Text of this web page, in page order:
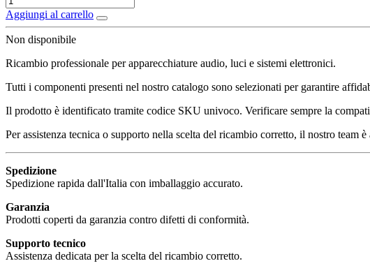
Aggiungi al carrello
Non disponibile
Ricambio professionale per apparecchiature audio, luci e sistemi elettronici.
Tutti i componenti presenti nel nostro catalogo sono selezionati per garantire
Il prodotto è identificato tramite codice SKU univoco. Verificare sempre la
Per assistenza tecnica o supporto nella scelta del ricambio corretto, il nostro team è
Spedizione
Spedizione rapida dall'Italia con imballaggio accurato.
Garanzia
Prodotti coperti da garanzia contro difetti di conformità.
Supporto tecnico
Assistenza dedicata per la scelta del ricambio corretto.